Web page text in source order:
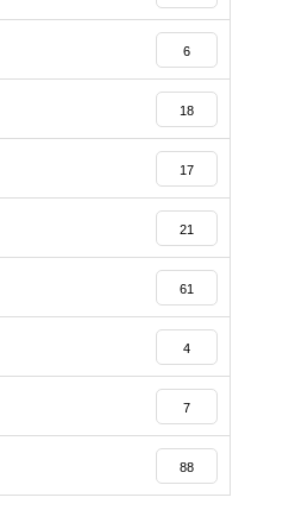
6
18
17
21
61
4
7
88